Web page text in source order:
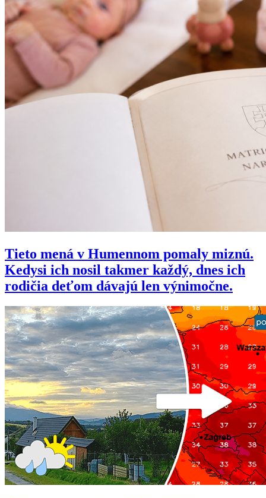
Tieto mená v Humennom pomaly miznú.
Kedysi ich nosil takmer každý, dnes ich
rodičia deťom dávajú len výnimočne.